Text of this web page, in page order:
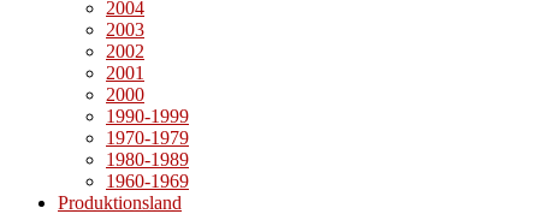
2004
2003
2002
2001
2000
1990-1999
1970-1979
1980-1989
1960-1969
Produktionsland